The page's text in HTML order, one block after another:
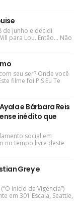
de junho e decidi
para Lou. Então... Não
seu ser? Onde você
filme foi P.S Eu Te
e Bárbara Reis
inédito que
social em
no tempo livre deste
Grey e
(“O Início da Vigência”)
em 301 Escala, Seattle,